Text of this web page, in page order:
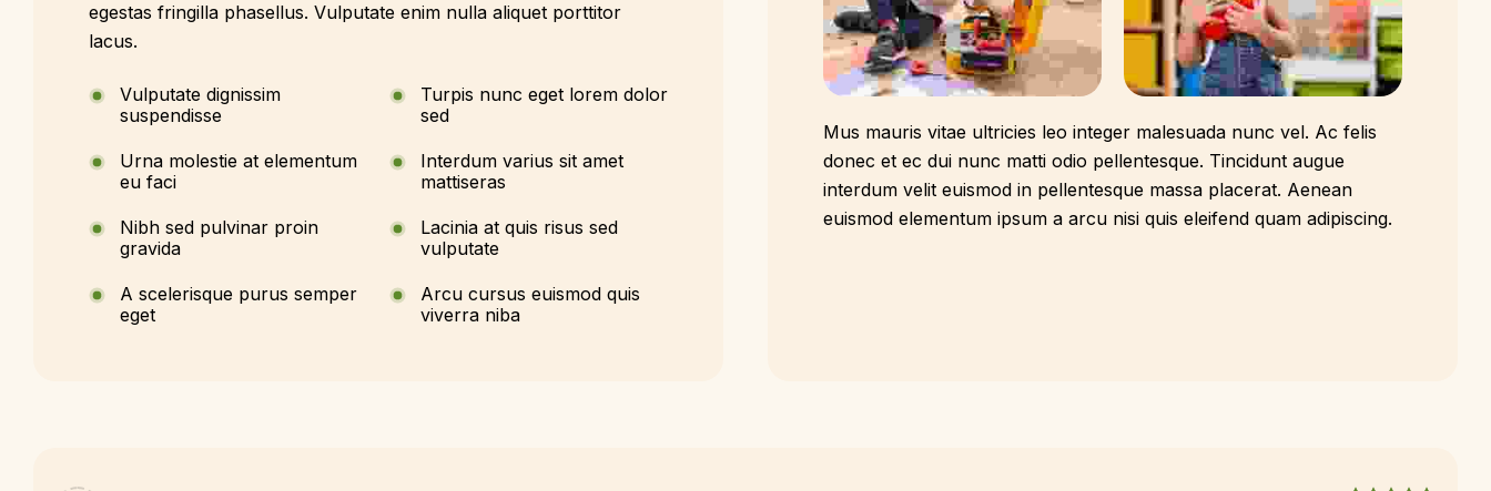
egestas fringilla phasellus. Vulputate enim nulla aliquet porttitor
lacus.
Vulputate dignissim
suspendisse
Urna molestie at elementum
eu faci
Nibh sed pulvinar proin
gravida
A scelerisque purus semper
eget
Turpis nunc eget lorem dolor
sed
Interdum varius sit amet
mattiseras
Lacinia at quis risus sed
vulputate
Arcu cursus euismod quis
viverra niba
Mus mauris vitae ultricies leo integer malesuada nunc vel. Ac felis
donec et ec dui nunc matti odio pellentesque. Tincidunt augue
interdum velit euismod in pellentesque massa placerat. Aenean
euismod elementum ipsum a arcu nisi quis eleifend quam adipiscing.